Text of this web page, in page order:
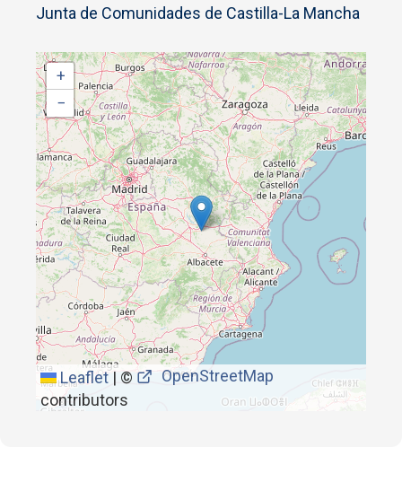
Junta de Comunidades de Castilla-La Mancha
+
−
Leaflet | ©
OpenStreetMap
contributors